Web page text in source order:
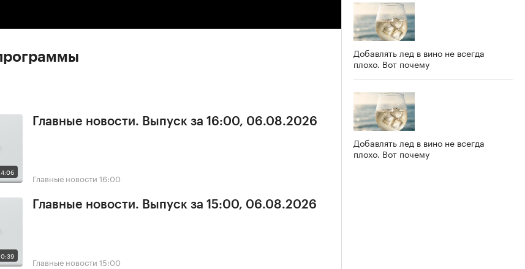
Главные новости. Выпуск за 16:00, 06.08.2026
Главные новости 16:00
Главные новости. Выпуск за 15:00, 06.08.2026
Главные новости 15:00
Добавлять лед в вино не всегда
плохо. Вот почему
Добавлять лед в вино не всегда
плохо. Вот почему